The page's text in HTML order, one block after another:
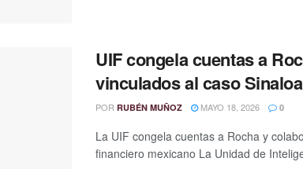
UIF congela cuentas a
vinculados al caso Sinaloa
POR RUBÉN MUÑOZ MAYO 18, 2026 0
La UIF congela cuentas a Rocha y
financiero mexicano La Unidad de